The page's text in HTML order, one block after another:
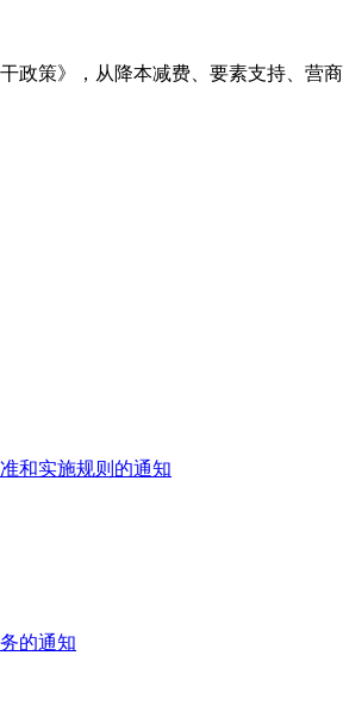
策》，从降本减费、要素支持、营
和实施规则的通知
的通知